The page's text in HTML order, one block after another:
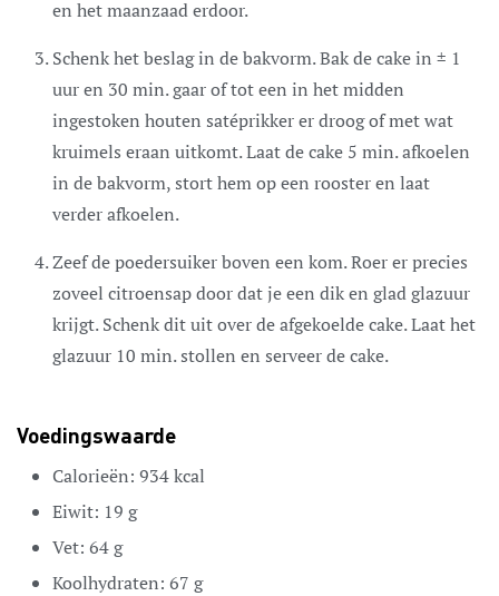
en het maanzaad erdoor.
Schenk het beslag in de bakvorm. Bak de cake in ± 1
uur en 30 min. gaar of tot een in het midden
ingestoken houten satéprikker er droog of met wat
kruimels eraan uitkomt. Laat de cake 5 min. afkoelen
in de bakvorm, stort hem op een rooster en laat
verder afkoelen.
Zeef de poedersuiker boven een kom. Roer er precies
zoveel citroensap door dat je een dik en glad glazuur
krijgt. Schenk dit uit over de afgekoelde cake. Laat het
glazuur 10 min. stollen en serveer de cake.
Voedingswaarde
Calorieën: 934kcal
Eiwit: 19 g
Vet: 64g
Koolhydraten: 67 g